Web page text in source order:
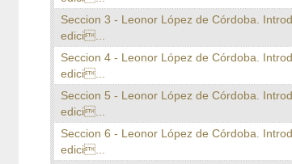
Seccion 3 - Leonor López de Córdoba.
edici...
Seccion 4 - Leonor López de Córdoba.
edici...
Seccion 5 - Leonor López de Córdoba.
edici...
Seccion 6 - Leonor López de Córdoba.
edici...